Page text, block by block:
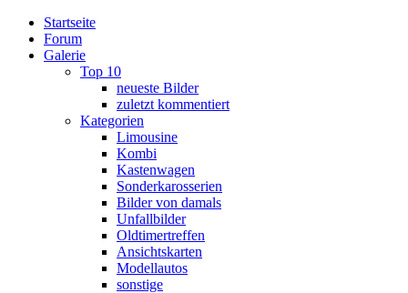
Startseite
Forum
Galerie
Top 10
neueste Bilder
zuletzt kommentiert
Kategorien
Limousine
Kombi
Kastenwagen
Sonderkarosserien
Bilder von damals
Unfallbilder
Oldtimertreffen
Ansichtskarten
Modellautos
sonstige